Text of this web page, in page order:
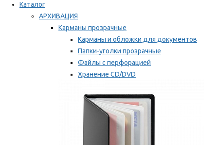
Каталог
АРХИВАЦИЯ
Карманы прозрачные
Карманы и обложки для документов
Папки-уголки прозрачные
Файлы с перфорацией
Хранение CD/DVD
Мы рекомендуем